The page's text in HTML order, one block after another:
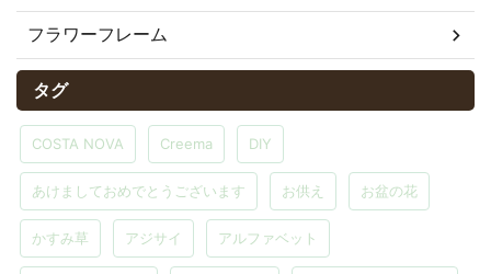
フラワーフレーム
タグ
COSTA NOVA Creema DIY
あけましておめでとうございます お供え お盆の花
かすみ草 アジサイ アルファベット